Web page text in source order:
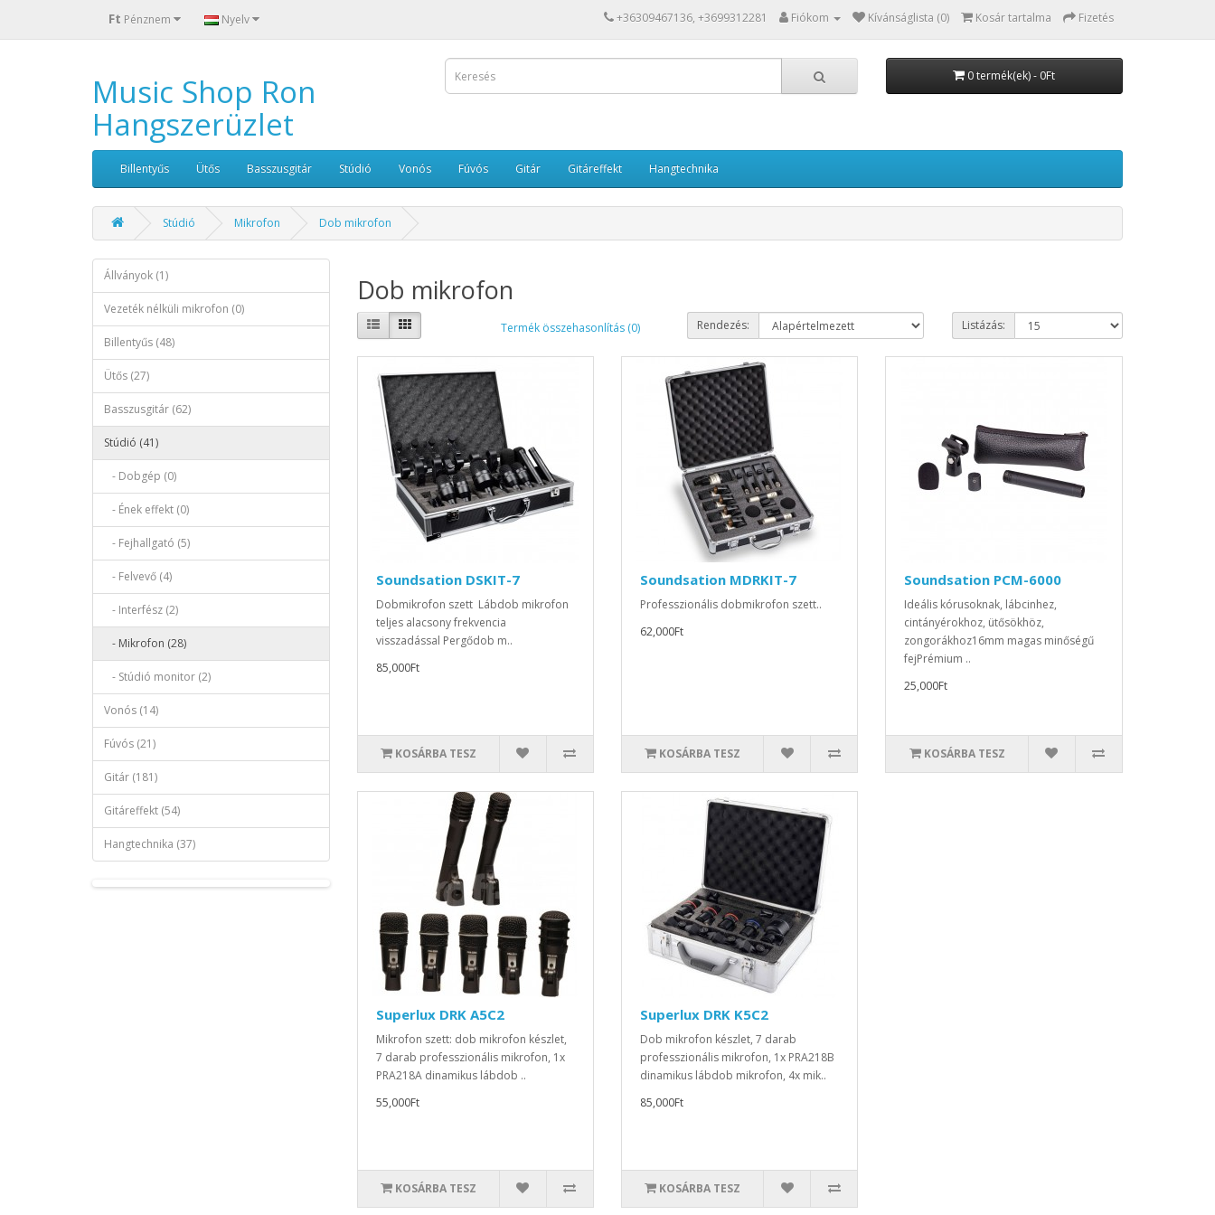
Ft Pénznem Nyelv +36309467136, +3699312281 Fiókom Kívánságlista (0) Kosár tartalma Fizetés
Music Shop Ron
Hangszerüzlet
0 termék(ek) - 0Ft
Billentyűs Ütős Basszusgitár Stúdió Vonós Fúvós Gitár Gitáreffekt Hangtechnika
Stúdió Mikrofon Dob mikrofon
Állványok (1)
Vezeték nélküli mikrofon (0)
Billentyűs (48)
Ütős (27)
Basszusgitár (62)
Stúdió (41)
- Dobgép (0)
- Ének effekt (0)
- Fejhallgató (5)
- Felvevő (4)
- Interfész (2)
- Mikrofon (28)
- Stúdió monitor (2)
Vonós (14)
Fúvós (21)
Gitár (181)
Gitáreffekt (54)
Hangtechnika (37)
Dob mikrofon
Termék összehasonlítás (0) Rendezés: Listázás:
Soundsation DSKIT-7
Dobmikrofon szett Lábdob mikrofon
teljes alacsony frekvencia
visszadással Pergődob m..
85,000Ft
KOSÁRBA TESZ
Soundsation MDRKIT-7
Professzionális dobmikrofon szett..
62,000Ft
KOSÁRBA TESZ
Soundsation PCM-6000
Ideális kórusoknak, lábcinhez,
cintányérokhoz, ütősökhöz,
zongorákhoz16mm magas minőségű
fejPrémium ..
25,000Ft
KOSÁRBA TESZ
Superlux DRK A5C2
Mikrofon szett: dob mikrofon készlet,
7 darab professzionális mikrofon, 1x
PRA218A dinamikus lábdob ..
55,000Ft
KOSÁRBA TESZ
Superlux DRK K5C2
Dob mikrofon készlet, 7 darab
professzionális mikrofon, 1x PRA218B
dinamikus lábdob mikrofon, 4x mik..
85,000Ft
KOSÁRBA TESZ